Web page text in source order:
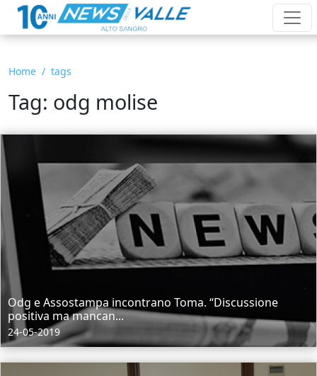
Home tags
Tag: odg molise
Odg e Assostampa incontrano Toma. “Discussione
positiva ma mancan...
24-05-2019